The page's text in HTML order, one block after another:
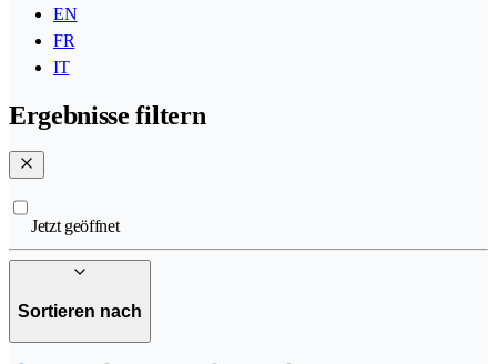
EN
FR
IT
Ergebnisse filtern
Jetzt geöffnet
Sortieren nach